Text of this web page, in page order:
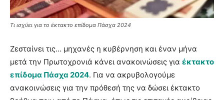
Τι ισχύει για το έκτακτο επίδομα Πάσχα 2024
Ζεσταίνει τις… μηχανές η κυβέρνηση και έναν μήνα
μετά την Πρωτοχρονιά κάνει ανακοινώσεις για έκτακτο
επίδομα Πάσχα 2024. Για να ακρυβολογούμε
ανακοινώσεις για την πρόθεσή της να δώσει έκτακτο